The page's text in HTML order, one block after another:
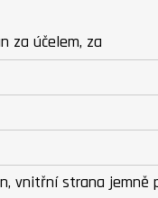
za účelem, za
vnitřní strana jemně